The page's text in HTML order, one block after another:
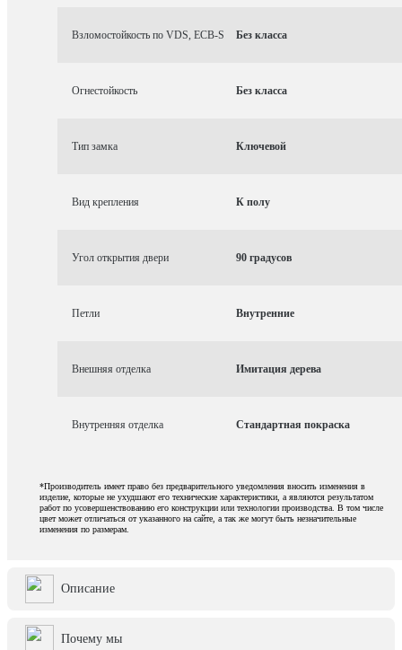
Взломостойкость по VDS, ECB-S Без класса
Огнестойкость Без класса
Тип замка Ключевой
Вид крепления К полу
Угол открытия двери 90 градусов
Петли Внутренние
Внешняя отделка Имитация дерева
Внутренняя отделка Стандартная покраска
*Производитель имеет право без предварительного уведомления вносить изменения в
изделие, которые не ухудшают его технические характеристики, а являются результатом
работ по усовершенствованию его конструкции или технологии производства. В том числе
цвет может отличаться от указанного на сайте, а так же могут быть незначительные
изменения по размерам.
Описание
Почему мы